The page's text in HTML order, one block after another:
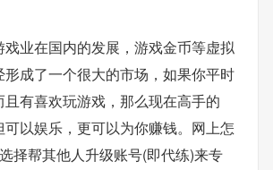
戏业在国内的发展，游戏金币等虚拟
形成了一个很大的市场，如果你平时
有喜欢玩游戏，那么现在高手的
以娱乐，更可以为你赚钱。网上怎
择帮其他人升级账号(即代练)来专